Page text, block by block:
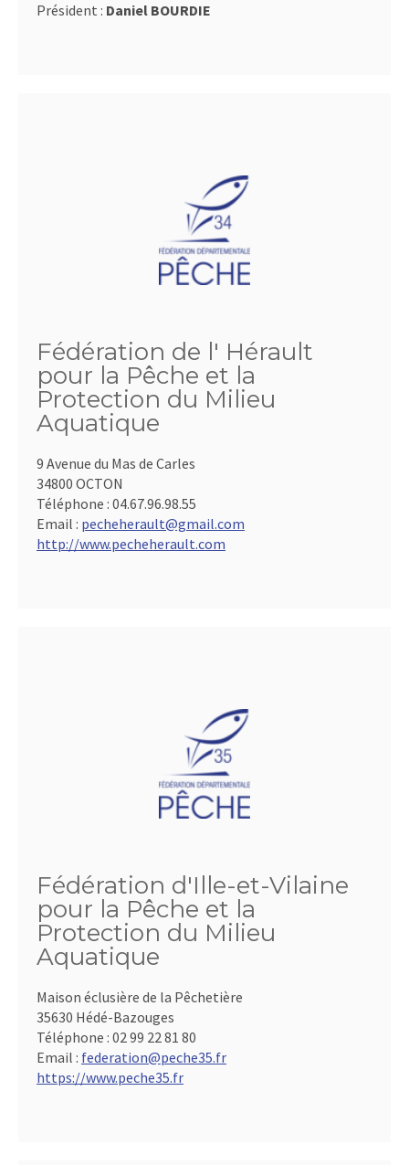
Président : Daniel BOURDIE
Fédération de l' Hérault
pour la Pêche et la
Protection du Milieu
Aquatique
9 Avenue du Mas de Carles
34800 OCTON
Téléphone : 04.67.96.98.55
Email : pecheherault@gmail.com
http://www.pecheherault.com
Fédération d'Ille-et-Vilaine
pour la Pêche et la
Protection du Milieu
Aquatique
Maison éclusière de la Pêchetière
35630 Hédé-Bazouges
Téléphone : 02 99 22 81 80
Email : federation@peche35.fr
https://www.peche35.fr